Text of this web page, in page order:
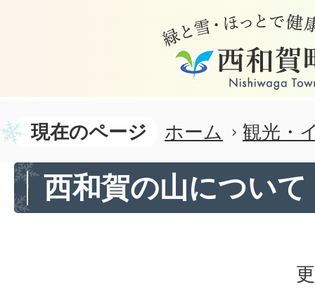
現在のページ ホーム 観光・
西和賀の山について